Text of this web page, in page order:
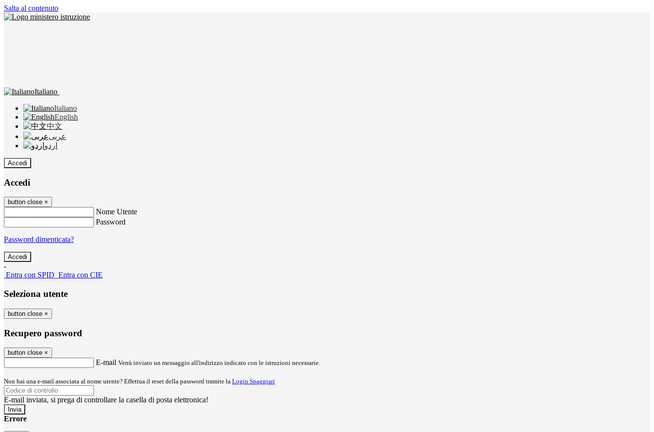
Salta al contenuto
Italiano
Italiano
English
中文
عربى
اردو
Accedi
Accedi
button close ×
Nome Utente
Password
Password dimenticata?
-
Entra con SPID Entra con CIE
Seleziona utente
button close ×
Recupero password
button close ×
E-mail Verrà inviato un messaggio all'indirizzo indicato con le istruzioni necessarie.
Non hai una e-mail associata al nome utente? Effettua il reset della password tramite la Login Spaggiari
E-mail inviata, si prega di controllare la casella di posta elettronica!
Errore